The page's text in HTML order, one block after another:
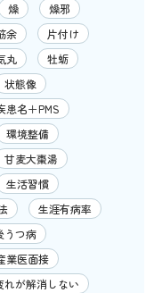
燥
燥邪
余
片付け
丸
牡蛎
状態像
患名＋PMS
環境整備
甘麦大棗湯
生活習慣
生涯有病率
うつ病
業医面接
れが解消しない